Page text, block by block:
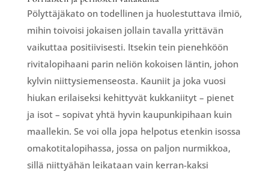
Pölyttäjäkato on todellinen ja huolestuttava ilmiö,
mihin toivoisi jokaisen jollain tavalla yrittävän
vaikuttaa positiivisesti. Itsekin tein pienehköön
rivitalopihaani parin neliön kokoisen läntin, johon
kylvin niittysiemenseosta. Kauniit ja joka vuosi
hiukan erilaiseksi kehittyvät kukkaniityt – pienet
ja isot – sopivat yhtä hyvin kaupunkipihaan kuin
maallekin. Se voi olla jopa helpotus etenkin isossa
omakotitalopihassa, jossa on paljon nurmikkoa,
sillä niittyähän leikataan vain kerran-kaksi